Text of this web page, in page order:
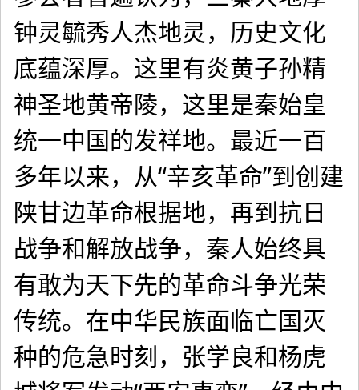
钟灵毓秀人杰地灵，历史文化
底蕴深厚。这里有炎黄子孙精
神圣地黄帝陵，这里是秦始皇
统一中国的发祥地。最近一百
多年以来，从“辛亥革命”到创建
陕甘边革命根据地，再到抗日
战争和解放战争，秦人始终具
有敢为天下先的革命斗争光荣
传统。在中华民族面临亡国灭
种的危急时刻，张学良和杨虎